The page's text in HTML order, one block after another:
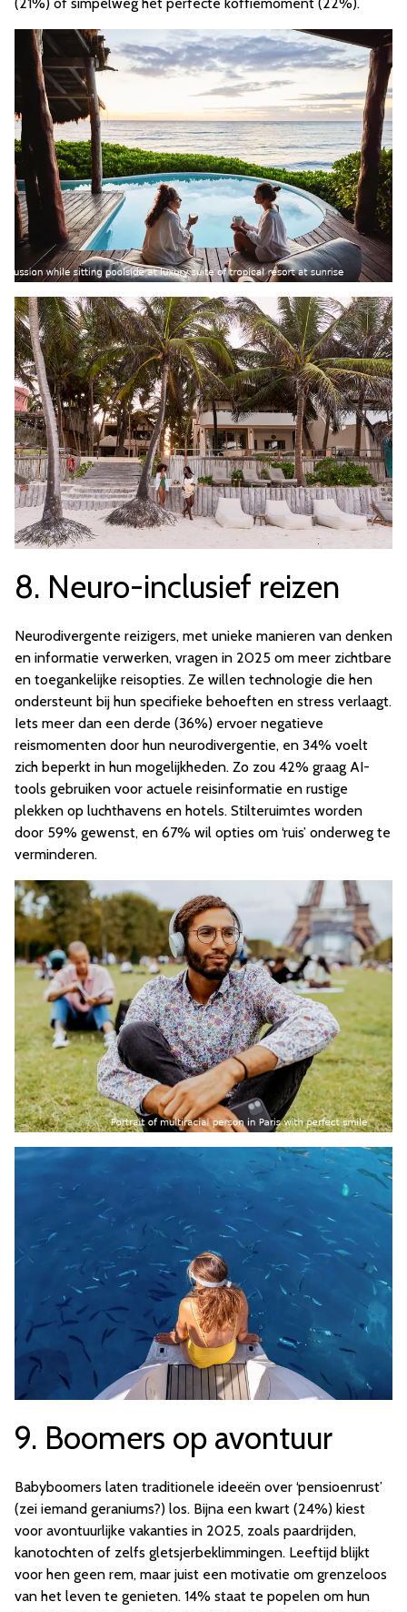
8. Neuro-inclusief reizen
Neurodivergente reizigers, met unieke manieren van denken
en informatie verwerken, vragen in 2025 om meer zichtbare
en toegankelijke reisopties. Ze willen technologie die hen
ondersteunt bij hun specifieke behoeften en stress verlaagt.
Iets meer dan een derde (36%) ervoer negatieve
reismomenten door hun neurodivergentie, en 34% voelt
zich beperkt in hun mogelijkheden. Zo zou 42% graag AI-
tools gebruiken voor actuele reisinformatie en rustige
plekken op luchthavens en hotels. Stilteruimtes worden
door 59% gewenst, en 67% wil opties om ‘ruis’ onderweg te
verminderen.
9. Boomers op avontuur
Babyboomers laten traditionele ideeën over ‘pensioenrust’
(zei iemand geraniums?) los. Bijna een kwart (24%) kiest
voor avontuurlijke vakanties in 2025, zoals paardrijden,
kanotochten of zelfs gletsjerbeklimmingen. Leeftijd blijkt
voor hen geen rem, maar juist een motivatie om grenzeloos
van het leven te genieten. 14% staat te popelen om hun